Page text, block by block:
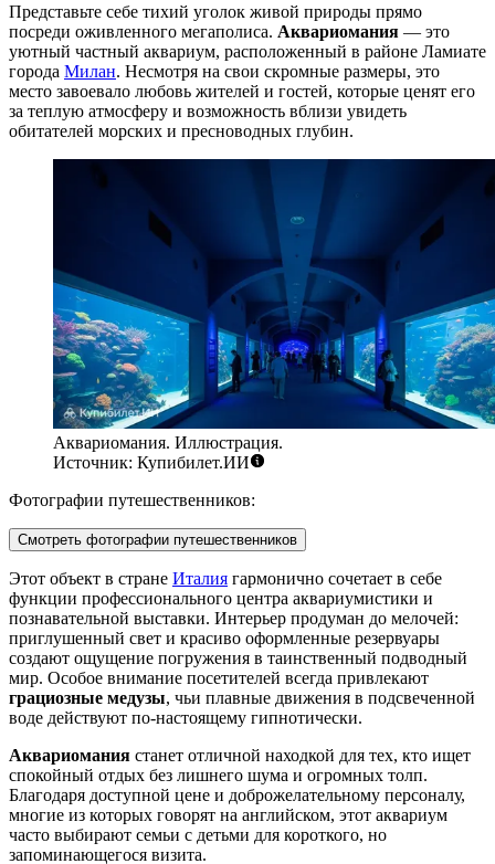
Представьте себе тихий уголок живой природы прямо
посреди оживленного мегаполиса. Аквариомания — это
уютный частный аквариум, расположенный в районе Ламиате
города Милан. Несмотря на свои скромные размеры, это
место завоевало любовь жителей и гостей, которые ценят его
за теплую атмосферу и возможность вблизи увидеть
обитателей морских и пресноводных глубин.
Аквариомания. Иллюстрация.
Источник: Купибилет.ИИ
Фотографии путешественников:
Смотреть фотографии путешественников
Этот объект в стране Италия гармонично сочетает в себе
функции профессионального центра аквариумистики и
познавательной выставки. Интерьер продуман до мелочей:
приглушенный свет и красиво оформленные резервуары
создают ощущение погружения в таинственный подводный
мир. Особое внимание посетителей всегда привлекают
грациозные медузы, чьи плавные движения в подсвеченной
воде действуют по-настоящему гипнотически.
Аквариомания станет отличной находкой для тех, кто ищет
спокойный отдых без лишнего шума и огромных толп.
Благодаря доступной цене и доброжелательному персоналу,
многие из которых говорят на английском, этот аквариум
часто выбирают семьи с детьми для короткого, но
запоминающегося визита.